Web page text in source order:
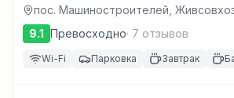
пос. Машиностроителей,
Ижевск
9.1 Превосходно· 7 отзывов
Wi-Fi Парковка Завтрак